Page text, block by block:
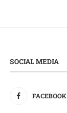
SOCIAL MEDIA
FACEBOOK